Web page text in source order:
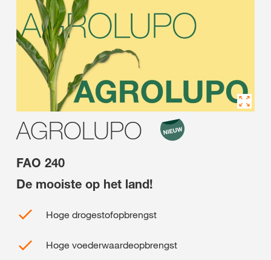
AGROLUPO
FAO 240
De mooiste op het land!
Hoge drogestofopbrengst
Hoge voederwaardeopbrengst